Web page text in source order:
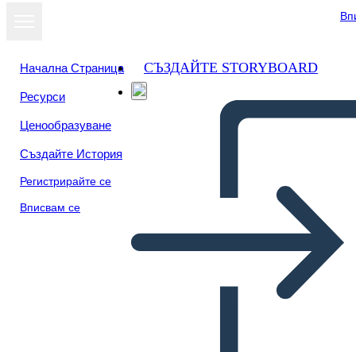
Начална Страница
Ресурси
Ценообразуване
Създайте История
Регистрирайте се
Вписвам се
СЪЗДАЙТЕ STORYBOARD
Празна клетка с описание